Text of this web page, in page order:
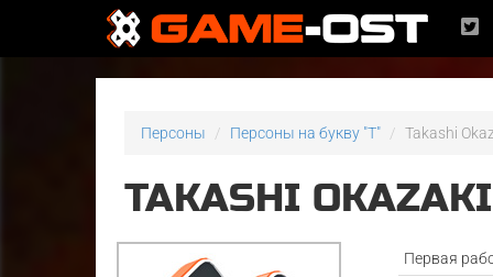
Персоны Персоны на букву "T" Takashi
TAKASHI OKAZAKI
Первая